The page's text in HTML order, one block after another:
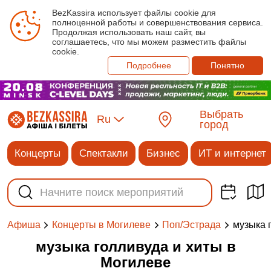
BezKassira использует файлы cookie для
полноценной работы и совершенствования сервиса.
Продолжая использовать наш сайт, вы
соглашаетесь, что мы можем разместить файлы
cookie.
Подробнее
Понятно
Ru
Выбрать
город
Концерты Спектакли Бизнес ИТ и интернет
Афиша Концерты в Могилеве Поп/Эстрада музыка
музыка голливуда и хиты в
Могилеве